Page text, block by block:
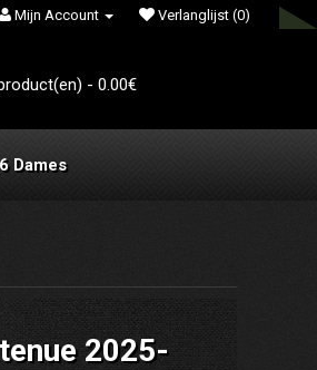
Mijn Account Verlanglijst (0)
- 0.00€
Dames
2025-